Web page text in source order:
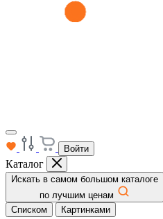
Войти
Каталог
Искать в самом большом каталоге
по лучшим ценам
Списком
Картинками